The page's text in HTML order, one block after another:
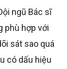
phù hợp với
sát sao quá
có dấu hiệu